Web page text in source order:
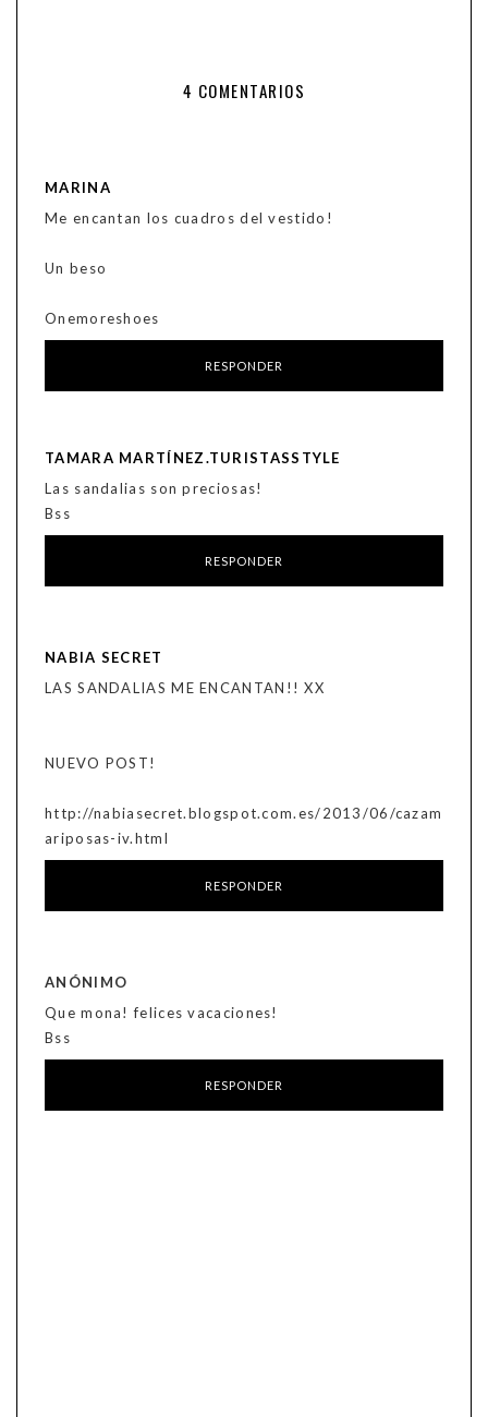
4 COMENTARIOS
MARINA
Me encantan los cuadros del vestido!
Un beso
Onemoreshoes
RESPONDER
TAMARA MARTÍNEZ.TURISTASSTYLE
Las sandalias son preciosas!
Bss
RESPONDER
NABIA SECRET
LAS SANDALIAS ME ENCANTAN!! XX
NUEVO POST!
http://nabiasecret.blogspot.com.es/2013/06/cazam
ariposas-iv.html
RESPONDER
ANÓNIMO
Que mona! felices vacaciones!
Bss
RESPONDER